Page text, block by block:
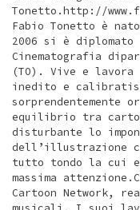
Tonetto.http://
Fabio Tonetto è
2006 si è diplomato
Cinematografia
(TO). Vive e
inedito e
sorprendentemente
equilibrio tra
disturbante lo
dell’illustrazione
tutto tondo la cui
massima
Cartoon Network,